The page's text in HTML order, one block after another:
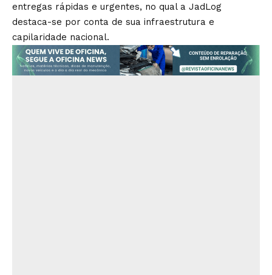
entregas rápidas e urgentes, no qual a JadLog
destaca-se por conta de sua infraestrutura e
capilaridade nacional.